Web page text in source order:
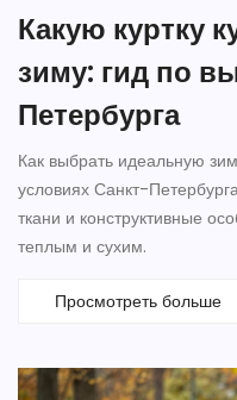
Какую куртку
зиму: гид по
Петербурга
Как выбрать идеальную
условиях Санкт-
ткани и конструктивные
теплым и сухим.
Просмотреть больше